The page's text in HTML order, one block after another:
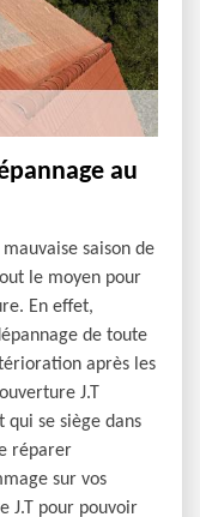
au
saison de
le moyen pour
En effet,
de toute
après les
J.T
qui se siège dans
réparer
sur vos
J.T pour pouvoir